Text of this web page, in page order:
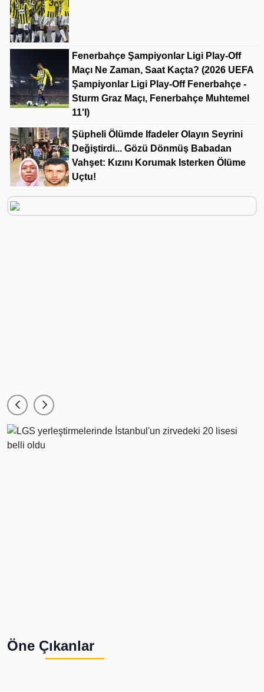
Fenerbahçe Şampiyonlar Ligi Play-Off
Maçı Ne Zaman, Saat Kaçta? (2026 UEFA
Şampiyonlar Ligi Play-Off Fenerbahçe -
Sturm Graz Maçı, Fenerbahçe Muhtemel
11'i)
Şüpheli Ölümde Ifadeler Olayın Seyrini
Değiştirdi... Gözü Dönmüş Babadan
Vahşet: Kızını Korumak Isterken Ölüme
Uçtu!
Öne Çıkanlar